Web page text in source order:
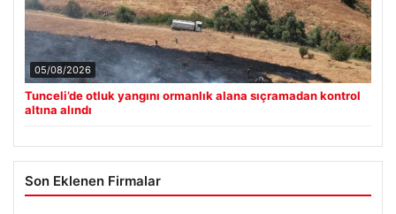
05/08/2026
Tunceli’de otluk yangını ormanlık alana sıçramadan kontrol
altına alındı
Son Eklenen Firmalar